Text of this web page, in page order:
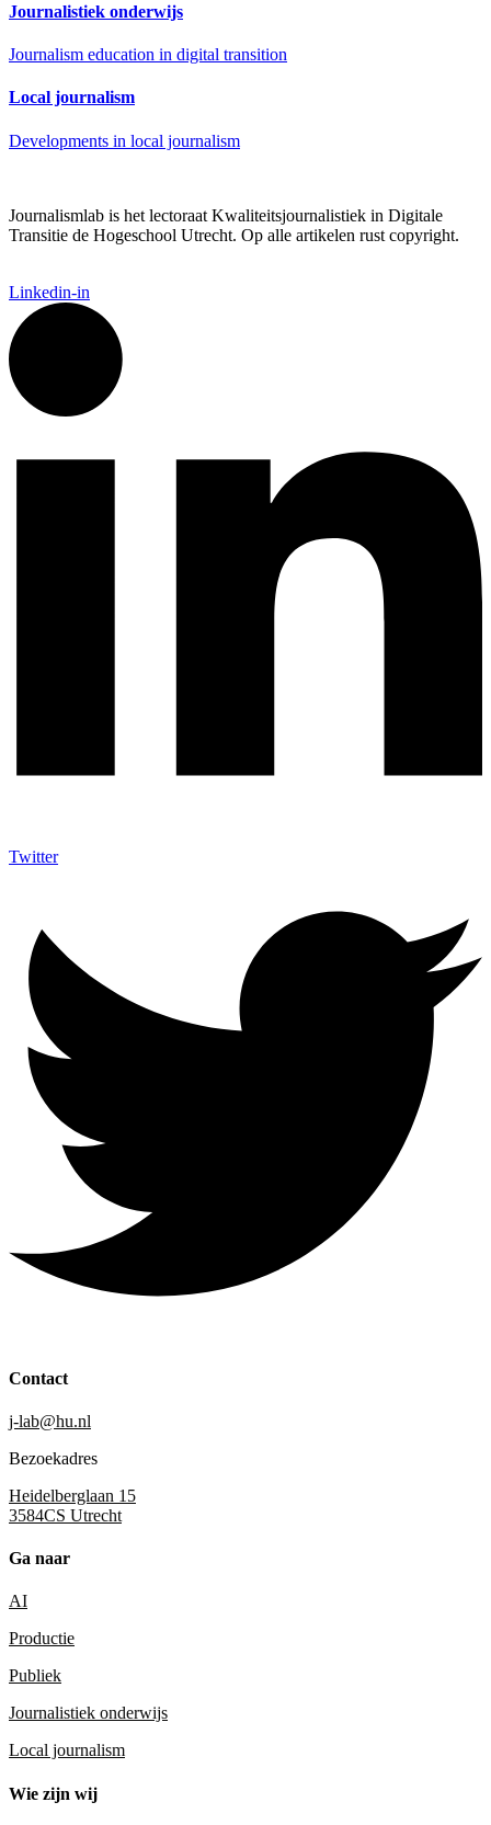
Journalistiek onderwijs
Journalism education in digital transition
Local journalism
Developments in local journalism
Journalismlab is het lectoraat Kwaliteitsjournalistiek in Digitale
Transitie de Hogeschool Utrecht. Op alle artikelen rust copyright.
Linkedin-in
Twitter
Contact
j-lab@hu.nl
Bezoekadres
Heidelberglaan 15
3584CS Utrecht
Ga naar
AI
Productie
Publiek
Journalistiek onderwijs
Local journalism
Wie zijn wij